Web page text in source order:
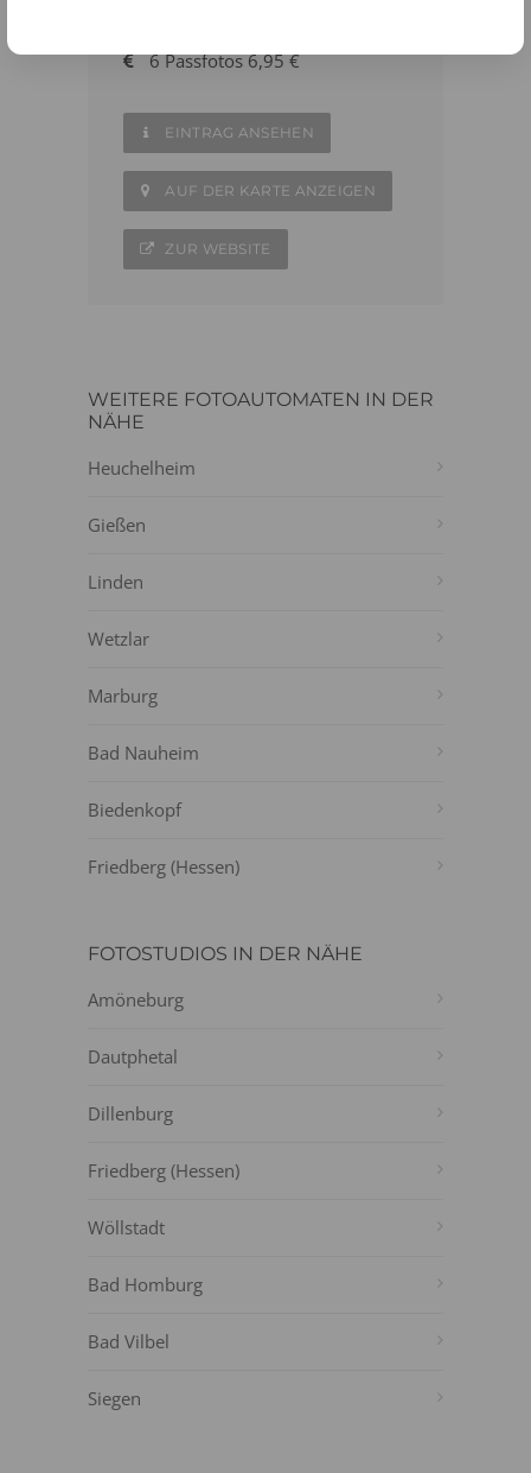
6 Passfotos 6,95 €
EINTRAG ANSEHEN
AUF DER KARTE ANZEIGEN
ZUR WEBSITE
WEITERE FOTOAUTOMATEN IN DER
NÄHE
Heuchelheim
Gießen
Linden
Wetzlar
Marburg
Bad Nauheim
Biedenkopf
Friedberg (Hessen)
FOTOSTUDIOS IN DER NÄHE
Amöneburg
Dautphetal
Dillenburg
Friedberg (Hessen)
Wöllstadt
Bad Homburg
Bad Vilbel
Siegen